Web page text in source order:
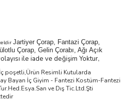
Jartiyer Çorap, Fantazi Çorap,
Çorap, Gelin Çorabı, Ağı Açık
ile iade ve değişim Yoktur,
poşetli,Ürün Resimli Kutularda
Bayan İç Giyim - Fantezi Kostüm-Fantezi
ve DışTic.Ltd.Şti